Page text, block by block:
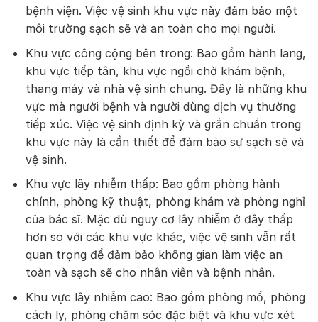
bệnh viện. Việc vệ sinh khu vực này đảm bảo một
môi trường sạch sẽ và an toàn cho mọi người.
Khu vực công cộng bên trong: Bao gồm hành lang,
khu vực tiếp tân, khu vực ngồi chờ khám bệnh,
thang máy và nhà vệ sinh chung. Đây là những khu
vực mà người bệnh và người dùng dịch vụ thường
tiếp xúc. Việc vệ sinh định kỳ và grắn chuẩn trong
khu vực này là cần thiết để đảm bảo sự sạch sẽ và
vệ sinh.
Khu vực lây nhiễm thấp: Bao gồm phòng hành
chính, phòng kỹ thuật, phòng khám và phòng nghỉ
của bác sĩ. Mặc dù nguy cơ lây nhiễm ở đây thấp
hơn so với các khu vực khác, việc vệ sinh vẫn rất
quan trọng để đảm bảo không gian làm việc an
toàn và sạch sẽ cho nhân viên và bệnh nhân.
Khu vực lây nhiễm cao: Bao gồm phòng mổ, phòng
cách ly, phòng chăm sóc đặc biệt và khu vực xét